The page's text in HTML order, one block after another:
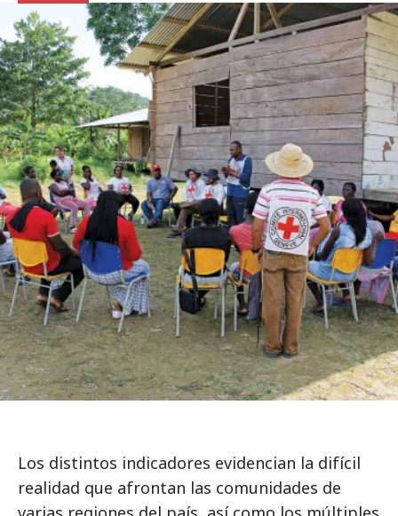
Los distintos indicadores evidencian la difícil
realidad que afrontan las comunidades de